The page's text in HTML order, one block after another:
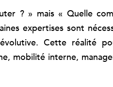
? » mais « Quelle
expertises sont
Cette réalité
mobilité interne,